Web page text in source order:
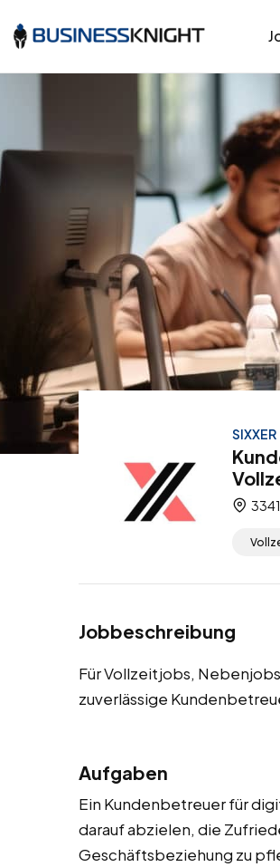
SIXXER
Jobbeschreibung
Für Vollzeitjobs,
zuverlässige
Aufgaben
Ein Kundenbetreuer für
darauf abzielen, die
Geschäftsbeziehung zu